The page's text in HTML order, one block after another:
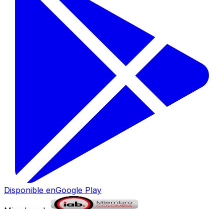
Disponible enGoogle Play